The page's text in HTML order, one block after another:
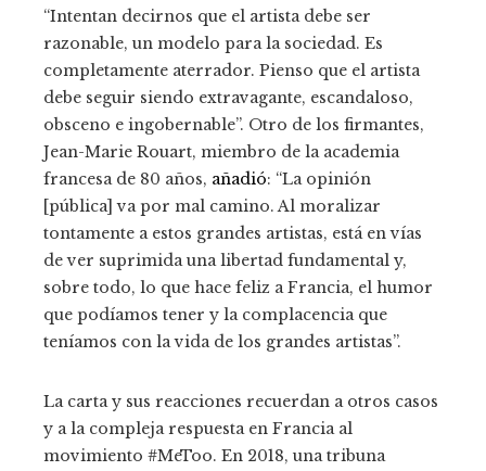
“Intentan decirnos que el artista debe ser
razonable, un modelo para la sociedad. Es
completamente aterrador. Pienso que el artista
debe seguir siendo extravagante, escandaloso,
obsceno e ingobernable”. Otro de los firmantes,
Jean-Marie Rouart, miembro de la academia
francesa de 80 años, añadió: “La opinión
[pública] va por mal camino. Al moralizar
tontamente a estos grandes artistas, está en vías
de ver suprimida una libertad fundamental y,
sobre todo, lo que hace feliz a Francia, el humor
que podíamos tener y la complacencia que
teníamos con la vida de los grandes artistas”.
La carta y sus reacciones recuerdan a otros casos
y a la compleja respuesta en Francia al
movimiento #MeToo. En 2018, una tribuna